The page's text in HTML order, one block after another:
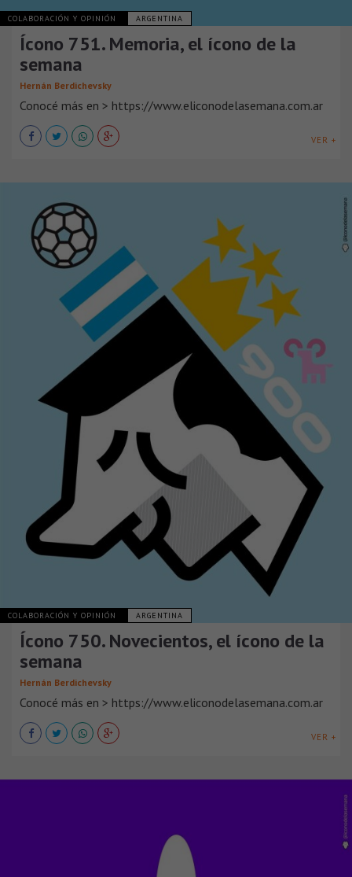
COLABORACIÓN Y OPINIÓN ARGENTINA
Ícono 751. Memoria, el ícono de la
semana
Hernán Berdichevsky
Conocé más en > https://www.eliconodelasemana.com.ar
VER +
COLABORACIÓN Y OPINIÓN ARGENTINA
Ícono 750. Novecientos, el ícono de la
semana
Hernán Berdichevsky
Conocé más en > https://www.eliconodelasemana.com.ar
VER +